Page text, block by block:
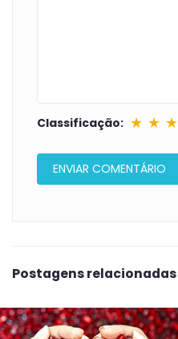
Classificação: ★ ★ ★
Postagens relacionadas